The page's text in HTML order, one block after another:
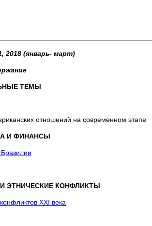
2018 (январь- март)
ТЕМЫ
отношений на современном этапе
И ФИНАНСЫ
ЭТНИЧЕСКИЕ КОНФЛИКТЫ
XXI века